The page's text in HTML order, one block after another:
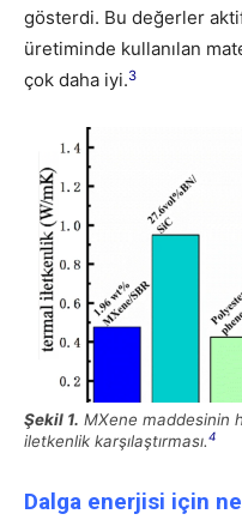
gösterdi. Bu değerler
üretiminde kullanılan
çok daha iyi.3
Şekil 1. MXene maddesinin
iletkenlik karşılaştırması.4
Dalga enerjisi için